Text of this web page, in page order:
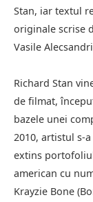
Stan, iar textul
originale scrise
Vasile
Richard Stan
de filmat,
bazele unei
2010, artistul s-
extins
american cu
Krayzie Bone